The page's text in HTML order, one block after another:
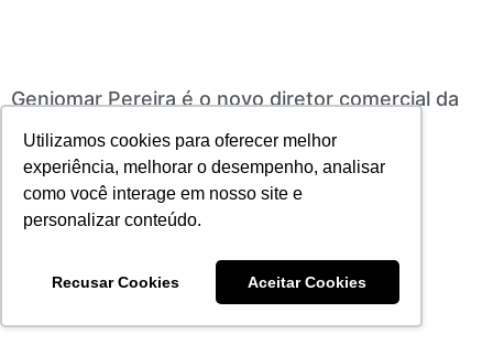
Utilizamos cookies para oferecer melhor
experiência, melhorar o desempenho, analisar
como você interage em nosso site e
personalizar conteúdo.
Recusar Cookies Aceitar Cookies
Geniomar Pereira é o novo diretor comercial da
24/06/2025 Nenhum comentário
Leia mais